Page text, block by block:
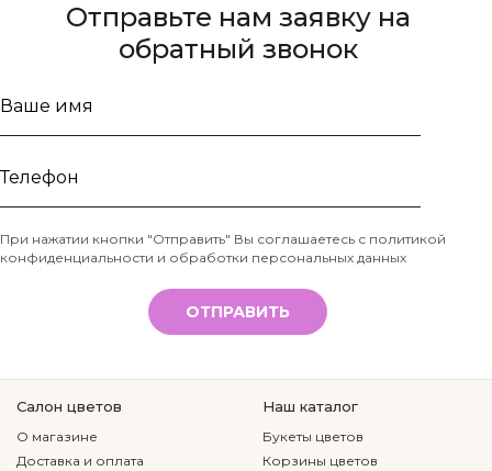
Отправьте нам заявку на
обратный звонок
Ваше
Телефон
*
При нажатии кнопки "Отправить" Вы соглашаетесь с политикой
конфиденциальности и обработки персональных данных
ОТПРАВИТЬ
Салон цветов
О магазине
Доставка и оплата
Наш каталог
Букеты цветов
Корзины цветов